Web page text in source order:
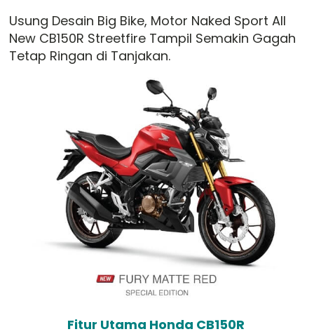
Usung Desain Big Bike, Motor Naked Sport All
New CB150R Streetfire Tampil Semakin Gagah
Tetap Ringan di Tanjakan.
Fitur Utama Honda CB150R